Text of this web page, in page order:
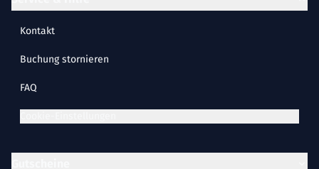
Kontakt
Buchung stornieren
FAQ